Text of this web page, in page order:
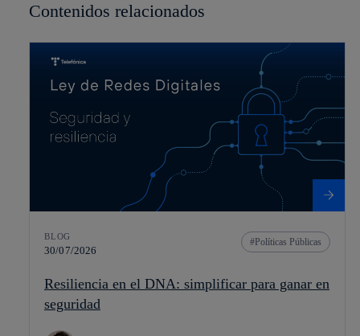
Contenidos relacionados
BLOG
30/07/2026
Políticas Públicas
Resiliencia en el DNA: simplificar para ganar en
seguridad